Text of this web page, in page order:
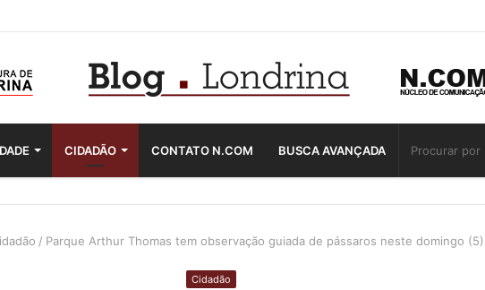
CIDADÃO CONTATO N.COM BUSCA AVANÇADA
/ Parque Arthur Thomas tem observação guiada de pássaros neste domingo (5)
Cidadão